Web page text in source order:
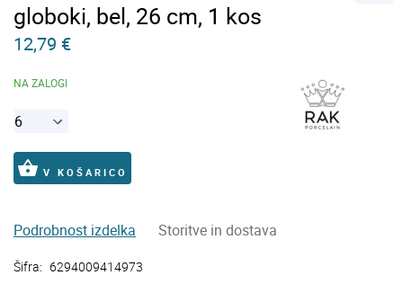
globoki, bel, 26 cm, 1 kos
12,79 €
NA ZALOGI
shopping_basket V KOŠARICO
Podrobnost izdelka Storitve in dostava
Šifra: 6294009414973